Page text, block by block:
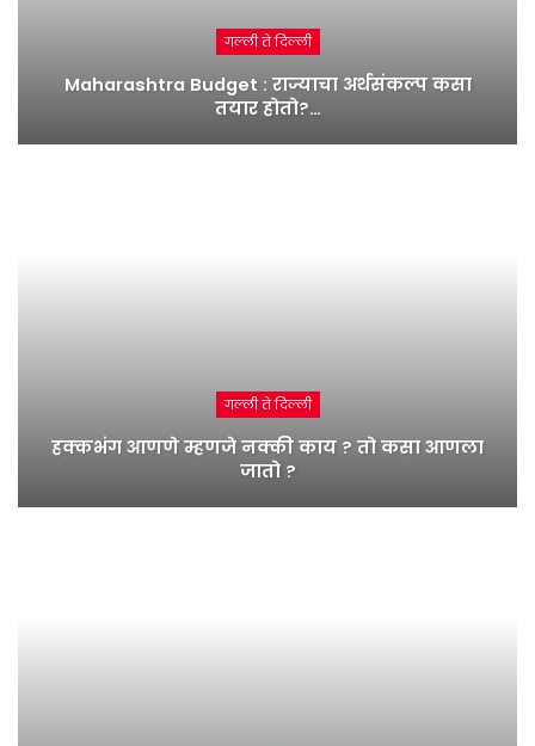
गल्ली ते दिल्ली
Maharashtra Budget : राज्याचा अर्थसंकल्प कसा
तयार होतो?…
गल्ली ते दिल्ली
हक्कभंग आणणे म्हणजे नक्की काय ? तो कसा आणला
जातो ?